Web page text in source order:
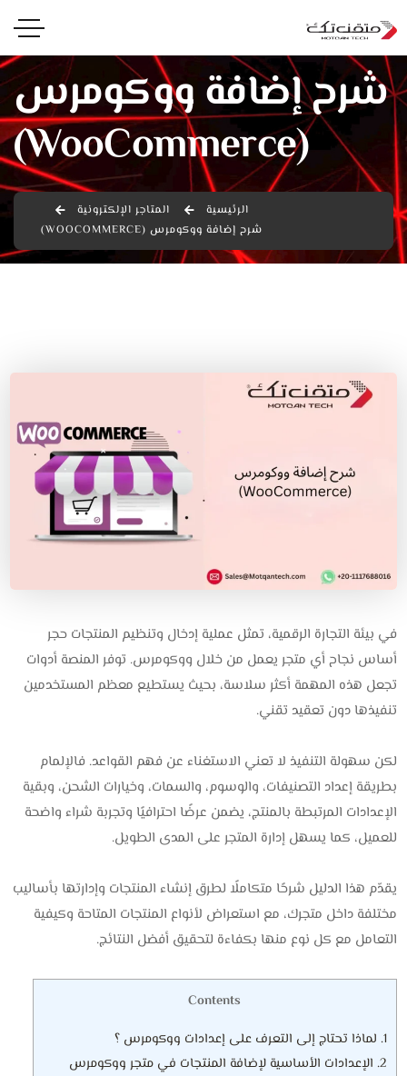
شرح إضافة ووكومرس
(WooCommerce)
الرئيسية
المتاجر الإلكترونية
شرح إضافة ووكومرس (WOOCOMMERCE)
في بيئة التجارة الرقمية، تمثل عملية إدخال وتنظيم المنتجات حجر
أساس نجاح أي متجر يعمل من خلال ووكومرس. توفر المنصة أدوات
تجعل هذه المهمة أكثر سلاسة، بحيث يستطيع معظم المستخدمين
تنفيذها دون تعقيد تقني.
لكن سهولة التنفيذ لا تعني الاستغناء عن فهم القواعد. فالإلمام
بطريقة إعداد التصنيفات، والوسوم، والسمات، وخيارات الشحن، وبقية
الإعدادات المرتبطة بالمنتج، يضمن عرضًا احترافيًا وتجربة شراء واضحة
للعميل، كما يسهل إدارة المتجر على المدى الطويل.
يقدّم هذا الدليل شرحًا متكاملًا لطرق إنشاء المنتجات وإدارتها بأساليب
مختلفة داخل متجرك، مع استعراض لأنواع المنتجات المتاحة وكيفية
التعامل مع كل نوع منها بكفاءة لتحقيق أفضل النتائج.
Contents
1. لماذا تحتاج إلى التعرف على إعدادات ووكومرس ؟
2. الإعدادات الأساسية لإضافة المنتجات في متجر ووكومرس